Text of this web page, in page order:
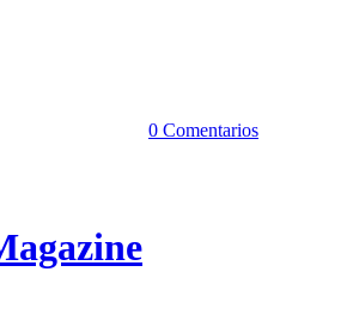
0 Comentarios